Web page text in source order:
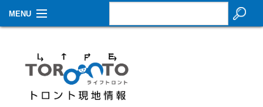
MENU
生活情報
その他